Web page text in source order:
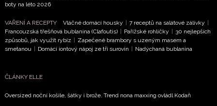
boty na léto 2026
VAŘENÍ A RECEPTY Vláčné domácí housky 7 receptů na salátové zálivky
Francouzská třešňová bublanina (Clafoutis)
Pařížské rohlíčky
30 nejlepších
způsobů, jak využít rybíz
Zapečené brambory s uzeným masem a
smetanou
Domácí iontový nápoj ze tří surovin Nadýchaná bublanina
ČLÁNKY ELLE
Oversized noční košile, šátky i brože. Trend nona maxxing ovládl Kodaň